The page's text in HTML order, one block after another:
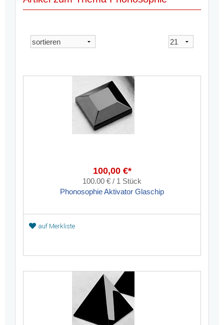
100,00 €*
100.00 € / 1 Stück
Phonosophie Aktivator Glaschip
auf Merkliste